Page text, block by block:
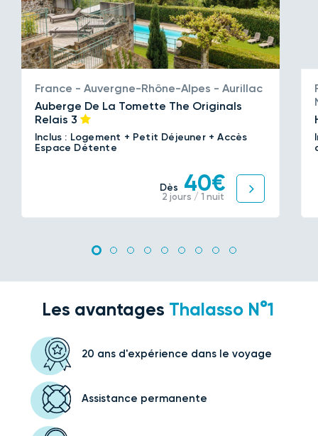
France - Auvergne-Rhône-Alpes - Aurillac
Auberge De La Tomette The Originals
Relais 3
Inclus : Logement + Petit Déjeuner + Accès
Espace Détente
Dès 40€
2 jours / 1 nuit
Les avantages Thalasso N°1
20 ans d'expérience dans le voyage
Assistance permanente